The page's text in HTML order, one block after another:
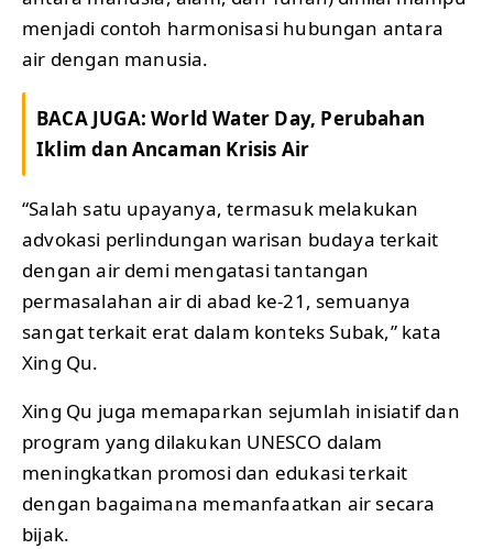
menjadi contoh harmonisasi hubungan antara
air dengan manusia.
BACA JUGA:World Water Day, Perubahan
Iklim dan Ancaman Krisis Air
“Salah satu upayanya, termasuk melakukan
advokasi perlindungan warisan budaya terkait
dengan air demi mengatasi tantangan
permasalahan air di abad ke-21, semuanya
sangat terkait erat dalam konteks Subak,” kata
Xing Qu.
Xing Qu juga memaparkan sejumlah inisiatif dan
program yang dilakukan UNESCO dalam
meningkatkan promosi dan edukasi terkait
dengan bagaimana memanfaatkan air secara
bijak.